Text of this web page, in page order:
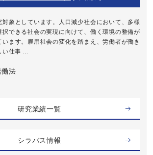
象としています。人口減少社会において、多様
択できる社会の実現に向けて、働く環境の整備が
ます。雇用社会の変化を踏まえ、労働者が働き
い仕事 ...
働法
研究業績一覧
シラバス情報